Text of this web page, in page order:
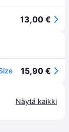
13,00 €
15,90 €
Näytä kaikki